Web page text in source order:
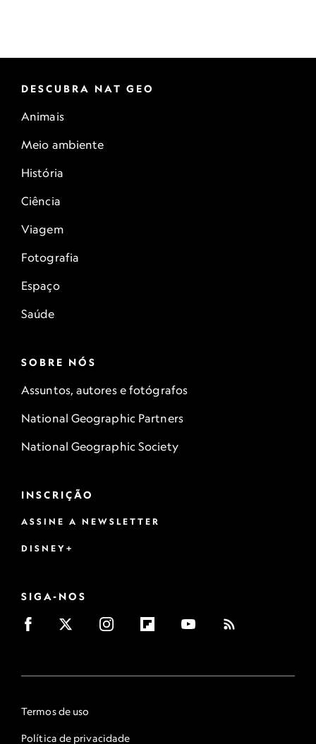
DESCUBRA NAT GEO
Animais
Meio ambiente
História
Ciência
Viagem
Fotografia
Espaço
Saúde
SOBRE NÓS
Assuntos, autores e fotógrafos
National Geographic Partners
National Geographic Society
INSCRIÇÃO
ASSINE A NEWSLETTER
DISNEY+
SIGA-NOS
Termos de uso
Política de privacidade